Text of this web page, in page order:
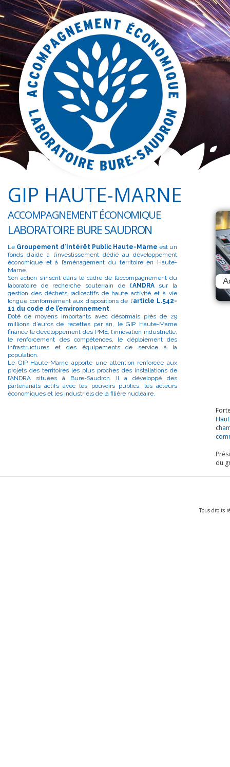
GIP HAUTE-MARNE
ACCOMPAGNEMENT ÉCONOMIQUE
LABORATOIRE BURE SAUDRON
Le Groupement d’Intérêt Public Haute-Marne est un
fonds d’aide à l’investissement dédié au développement
économique et à l’aménagement du territoire en Haute-
Marne.
Son action s’inscrit dans le cadre de l’accompagnement du
laboratoire de recherche souterrain de l’ANDRAsur la
gestion des déchets radioactifs de haute activité et à vie
longue conformément aux dispositions de l’article L.542-
11 du code de l’environnement.
Doté de moyens importants avec désormais près de 29
millions d’euros de recettes par an, le GIP Haute-Marne
finance le développement des PME, l’innovation industrielle,
le renforcement des compétences, le déploiement des
infrastructures et des équipements de service à la
population.
Le GIP Haute-Marne apporte une attention renforcée aux
projets des territoires les plus proches des installations de
l’ANDRA situées à Bure-Saudron. Il a développé des
partenariats actifs avec les pouvoirs publics, les acteurs
économiques et les industriels de la filière nucléaire.
c
du
Tous droits